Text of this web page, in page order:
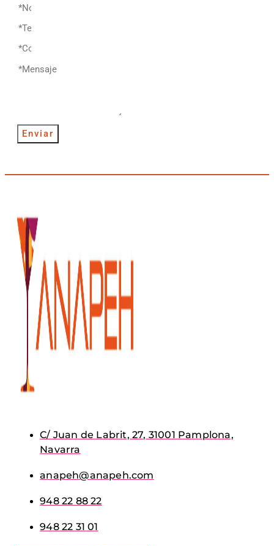
Enviar
C/ Juan de Labrit, 27, 31001 Pamplona,
Navarra
anapeh@anapeh.com
948 22 88 22
948 22 31 01